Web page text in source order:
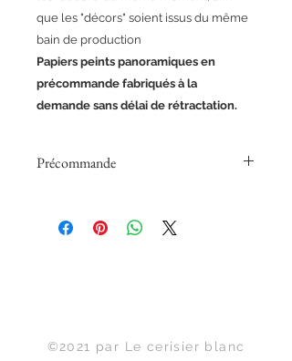
que les "décors" soient issus du même
bain de production
Papiers peints panoramiques en
précommande fabriqués à la
demande sans délai de rétractation.
Précommande
demande sans délai de rétractation.
©2021 par Le cerisier blanc